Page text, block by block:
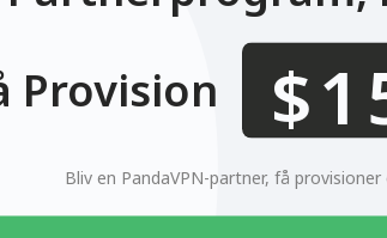
Provision
$
Bliv en PandaVPN-partner, få